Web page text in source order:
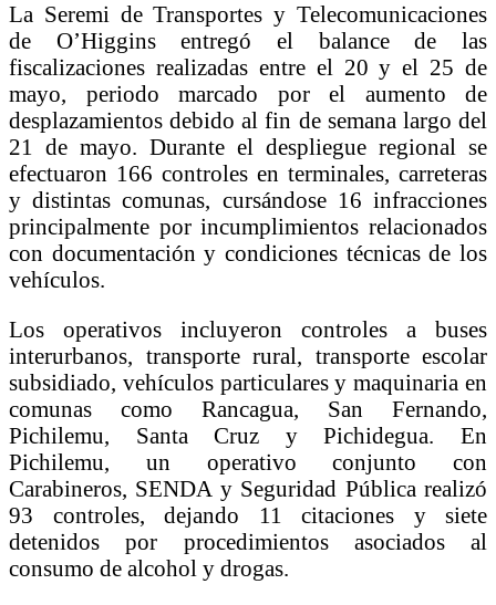
La Seremi de Transportes y Telecomunicaciones
de O’Higgins entregó el balance de las
fiscalizaciones realizadas entre el 20 y el 25 de
mayo, periodo marcado por el aumento de
desplazamientos debido al fin de semana largo del
21 de mayo. Durante el despliegue regional se
efectuaron 166 controles en terminales, carreteras
y distintas comunas, cursándose 16 infracciones
principalmente por incumplimientos relacionados
con documentación y condiciones técnicas de los
vehículos.
Los operativos incluyeron controles a buses
interurbanos, transporte rural, transporte escolar
subsidiado, vehículos particulares y maquinaria en
comunas como Rancagua, San Fernando,
Pichilemu, Santa Cruz y Pichidegua. En
Pichilemu, un operativo conjunto con
Carabineros, SENDA y Seguridad Pública realizó
93 controles, dejando 11 citaciones y siete
detenidos por procedimientos asociados al
consumo de alcohol y drogas.